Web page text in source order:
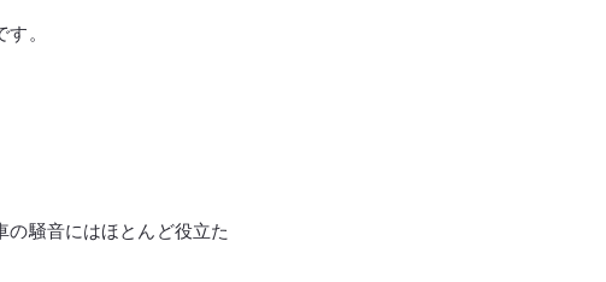
。
の騒音にはほとんど役立た